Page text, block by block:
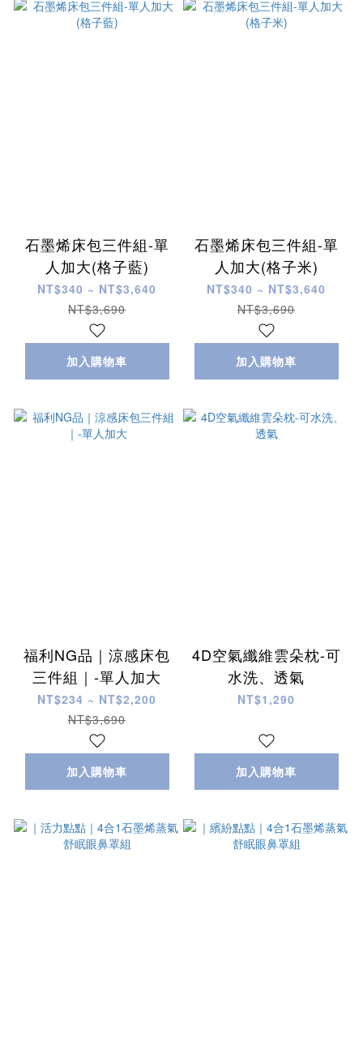
石墨烯床包三件組-單
人加大(格子藍)
NT$340 ~ NT$3,640
NT$3,690
加入購物車
石墨烯床包三件組-單
人加大(格子米)
NT$340 ~ NT$3,640
NT$3,690
加入購物車
福利NG品｜涼感床包
三件組｜-單人加大
NT$234 ~ NT$2,200
NT$3,690
加入購物車
4D空氣纖維雲朵枕-可
水洗、透氣
NT$1,290
加入購物車